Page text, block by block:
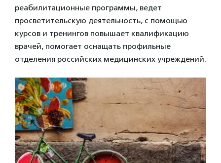
реабилитационные программы, ведет
просветительскую деятельность, с помощью
курсов и тренингов повышает квалификацию
врачей, помогает оснащать профильные
отделения российских медицинских учреждений.